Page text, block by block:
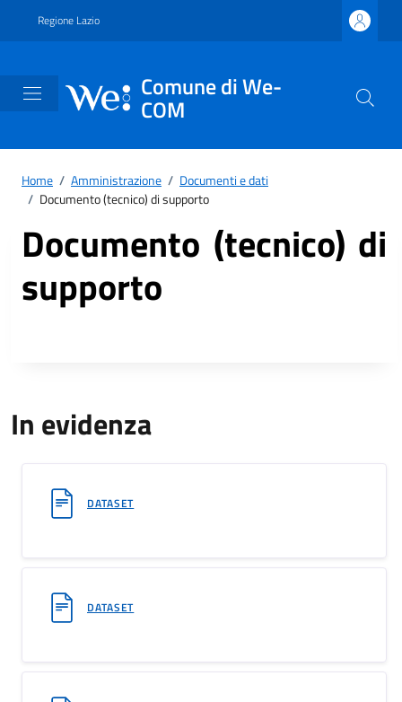
Regione Lazio
Comune di We-
COM
Home / Amministrazione / Documenti e dati
/ Documento (tecnico) di supporto
Documento (tecnico) di
supporto
In evidenza
DATASET
DATASET